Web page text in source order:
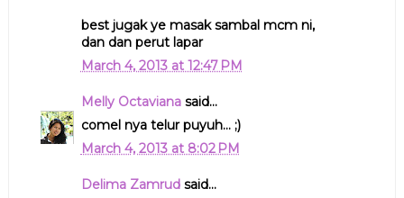
best jugak ye masak sambal mcm ni,
dan dan perut lapar
March 4, 2013 at 12:47 PM
Melly Octavianasaid...
comel nya telur puyuh... ;)
March 4, 2013 at 8:02 PM
Delima Zamrudsaid...